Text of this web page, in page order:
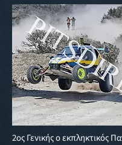
2ος Γενικής ο εκπληκτικός